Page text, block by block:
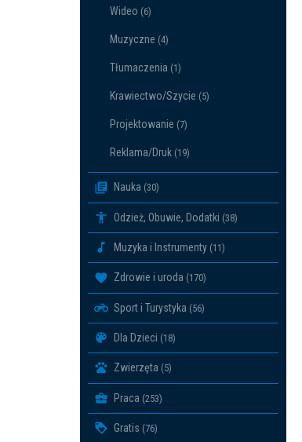
Wideo (6)
Muzyczne (4)
Tłumaczenia (1)
Krawiectwo/Szycie (5)
Projektowanie (7)
Reklama/Druk (19)
Nauka (30)
Odzież, Obuwie, Dodatki (38)
Muzyka i Instrumenty (11)
Zdrowie i uroda (170)
Sport i Turystyka (56)
Dla Dzieci (18)
Zwierzęta (5)
Praca (253)
Gratis (76)